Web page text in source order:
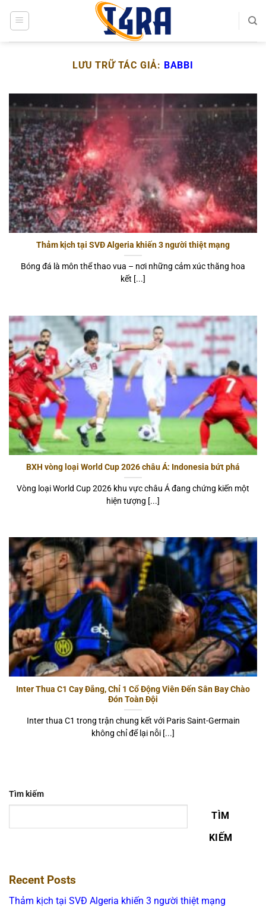
qua
LƯU TRỮ TÁC GIẢ: BABBI
Thảm kịch tại SVĐ Algeria khiến 3 người thiệt mạng
Bóng đá là môn thể thao vua – nơi những cảm xúc thăng hoa
kết [...]
BXH vòng loại World Cup 2026 châu Á: Indonesia bứt phá
Vòng loại World Cup 2026 khu vực châu Á đang chứng kiến một
hiện tượng [...]
Inter Thua C1 Cay Đắng, Chỉ 1 Cổ Động Viên Đến Sân Bay Chào
Đón Toàn Đội
Inter thua C1 trong trận chung kết với Paris Saint-Germain
không chỉ để lại nỗi [...]
Tìm kiếm
TÌM
KIẾM
Recent Posts
Thảm kịch tại SVĐ Algeria khiến 3 người thiệt mạng